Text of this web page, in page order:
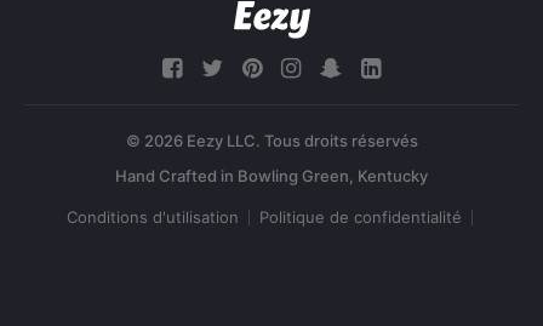
© 2026 Eezy LLC. Tous droits réservés
Conditions d'utilisation Politique de confidentialité